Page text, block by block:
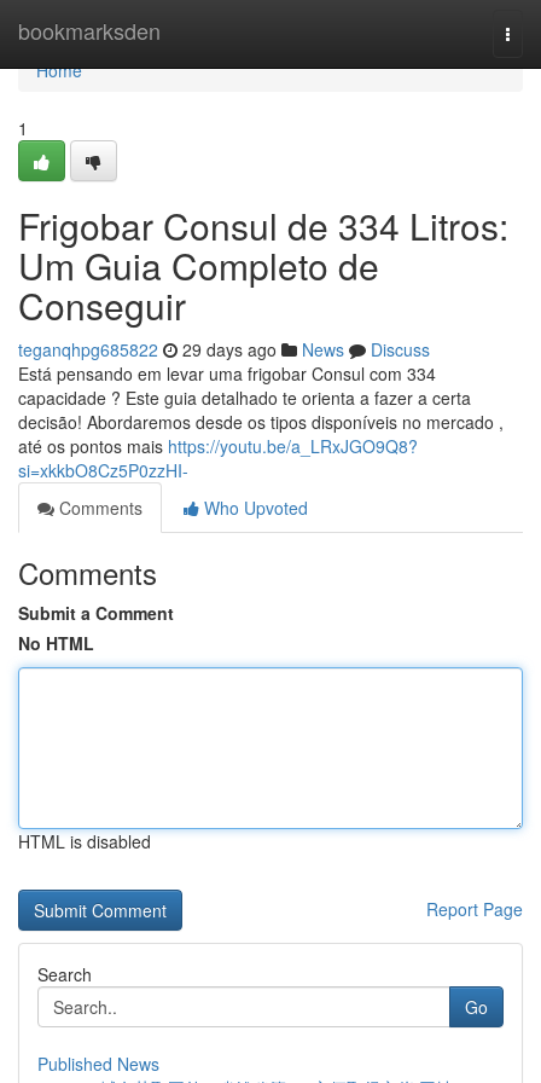
bookmarksden
Home
Home
1
Frigobar Consul de 334 Litros:
Um Guia Completo de
Conseguir
teganqhpg685822 29 days ago News
Discuss
Está pensando em levar uma frigobar Consul com 334
capacidade ? Este guia detalhado te orienta a fazer a certa
decisão! Abordaremos desde os tipos disponíveis no mercado ,
até os pontos mais https://youtu.be/a_LRxJGO9Q8?
si=xkkbO8Cz5P0zzHI-
Comments
Who Upvoted
Comments
Submit a Comment
No HTML
HTML is disabled
Report Page
Search
Go
Published News